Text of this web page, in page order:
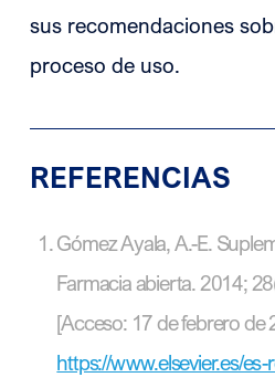
sus recomendaciones
proceso de uso.
REFERENCIAS
Gómez Ayala, A.-E.
Farmacia abierta. 2014;
[Acceso: 17 de febrero de
https://www.elsevier.es/es-